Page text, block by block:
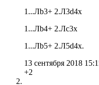
1...Лb3+ 2.Л3d4x
1...Лb4+ 2.Лс3x
1...Лb5+ 2.Л5d4x.
13 сентября 2018
+2